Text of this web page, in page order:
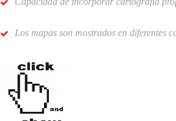
Los mapas son mostrados en diferentes